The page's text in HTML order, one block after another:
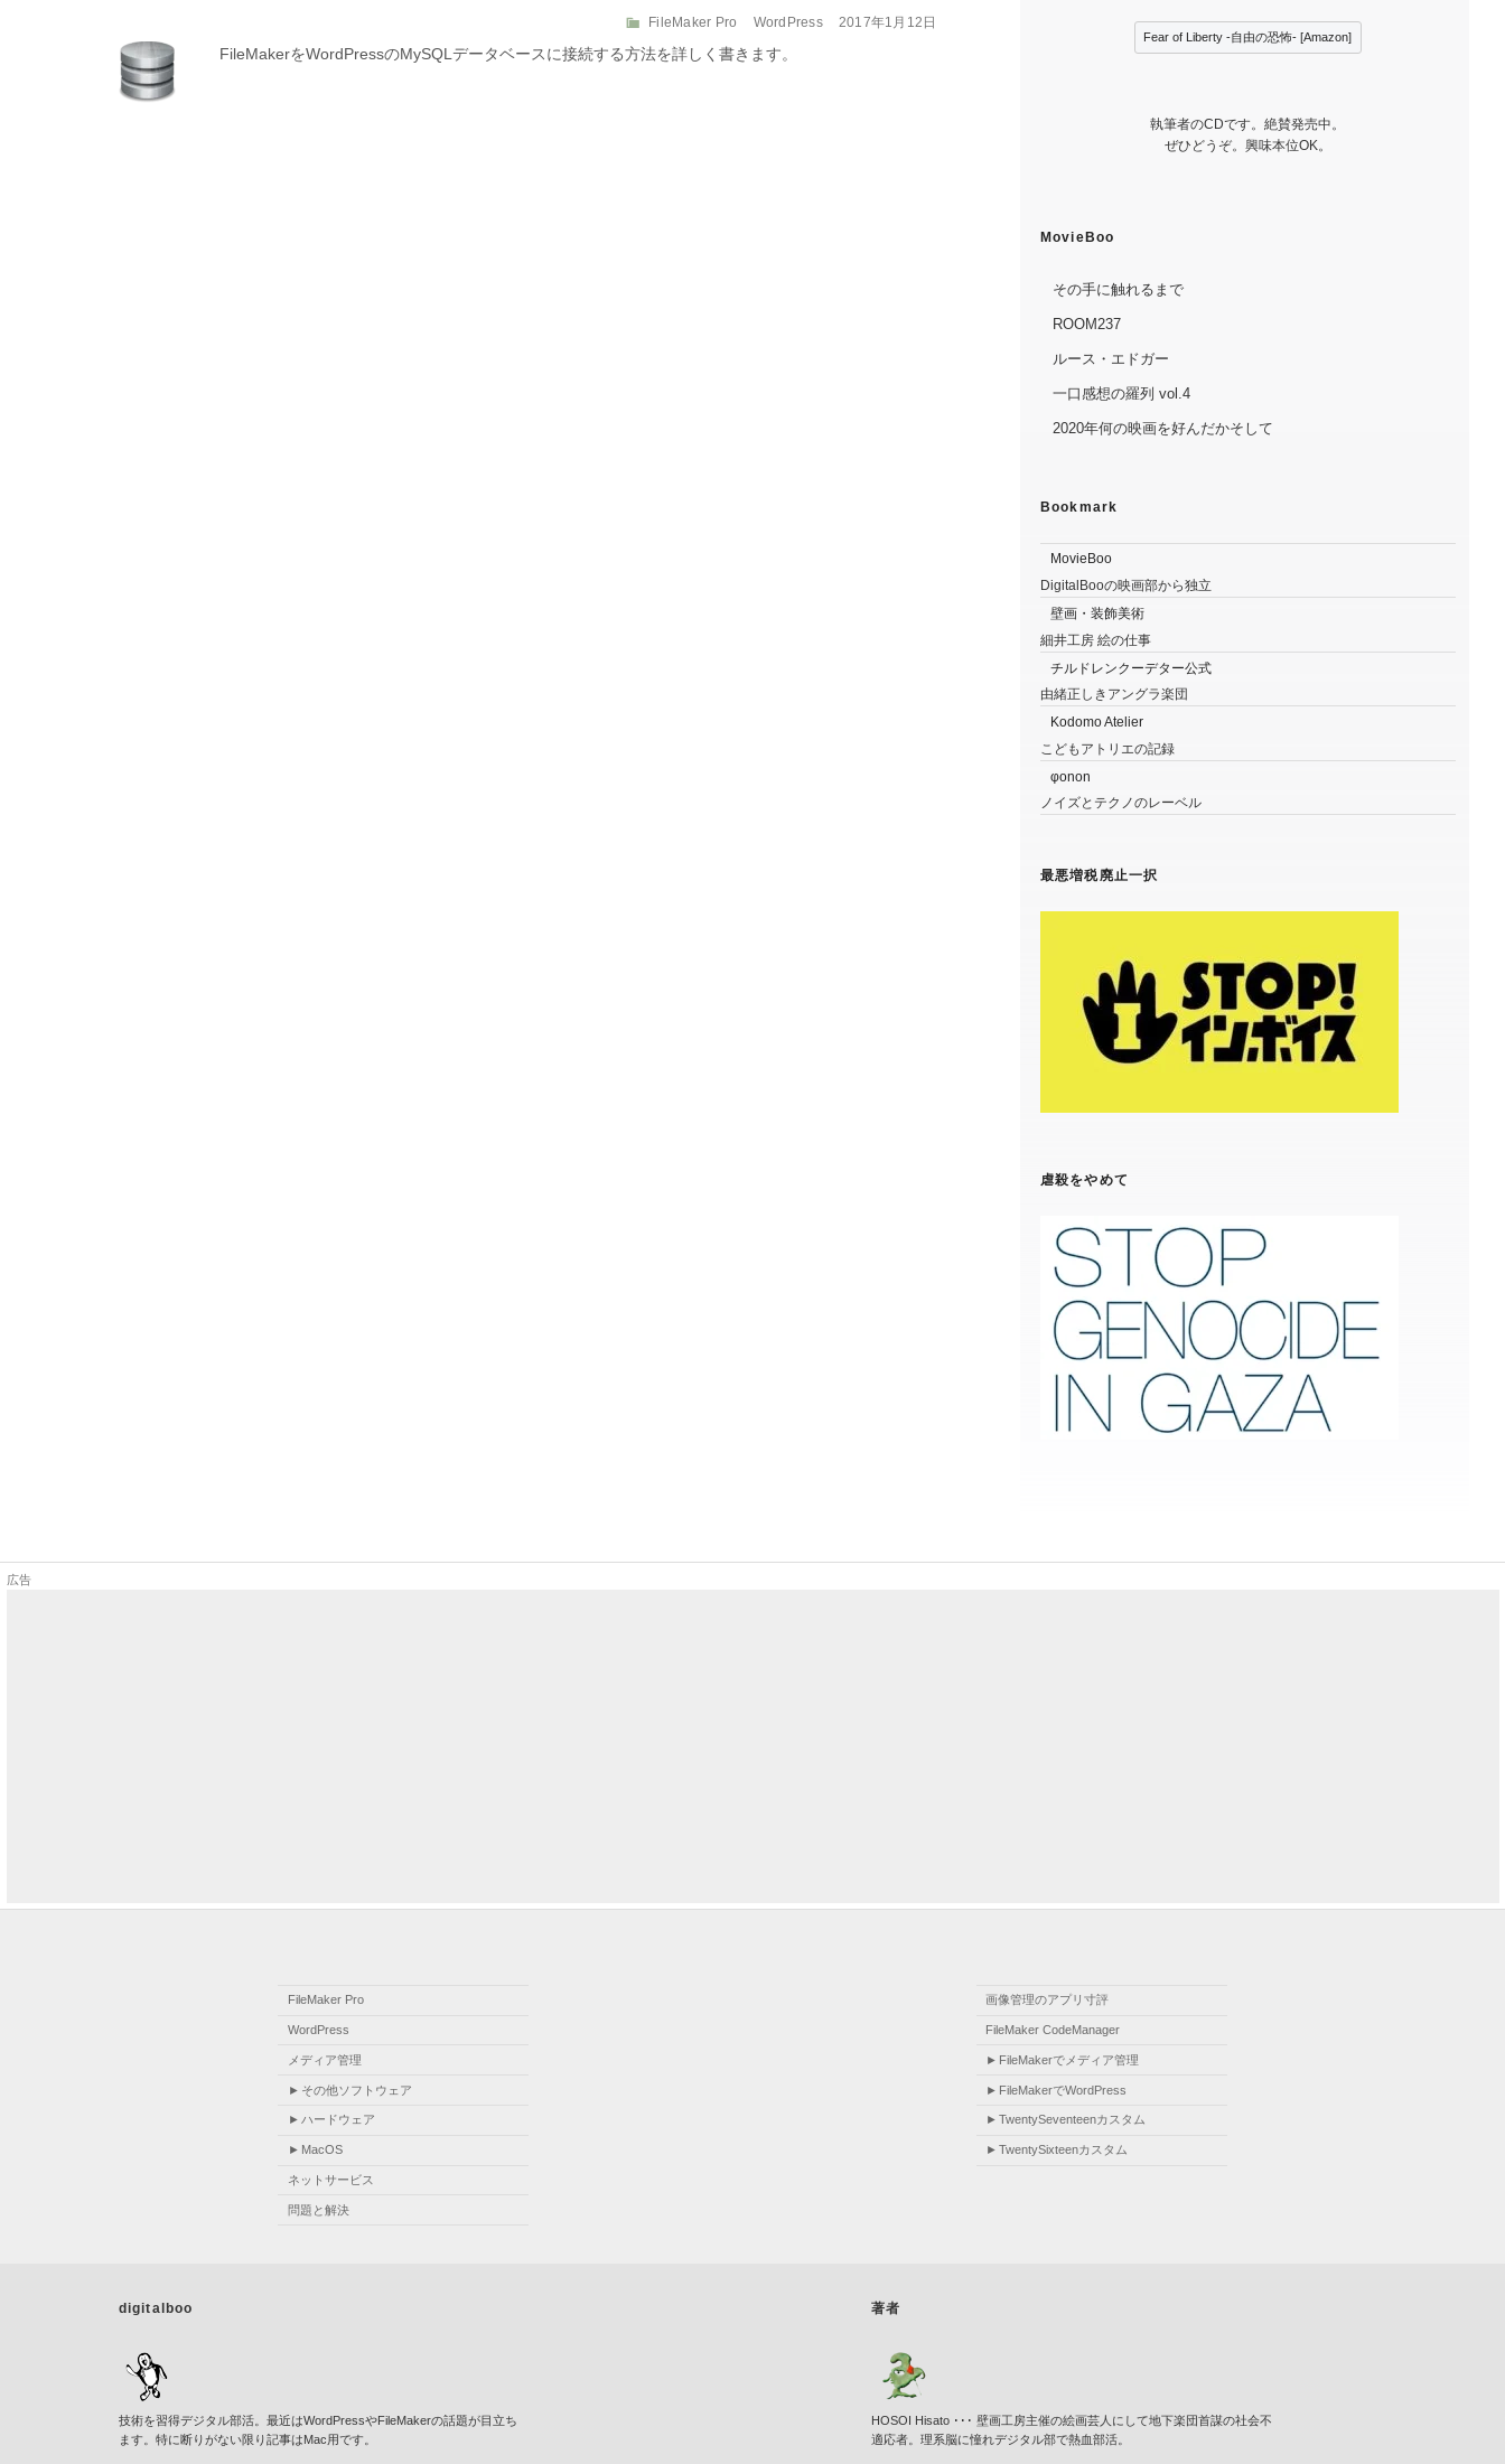
カ
ゴ
FileMaker Pro WordPress
投2017年1月12日
FileMakerをWordPressのMySQLデータベースに接続する方法を詳しく書きます。
Fear of Liberty -自由の恐怖- [Amazon]
執筆者のCDです。絶賛発売中。
ぜひどうぞ。興味本位OK。
MovieBoo
その手に触れるまで
ROOM237
ルース・エドガー
一口感想の羅列 vol.4
2020年何の映画を好んだかそして
Bookmark
MovieBoo
DigitalBooの映画部から独立
壁画・装飾美術
細井工房 絵の仕事
チルドレンクーデター公式
由緒正しきアングラ楽団
Kodomo Atelier
こどもアトリエの記録
φonon
ノイズとテクノのレーベル
最悪増税廃止一択
虐殺をやめて
FileMaker Pro
WordPress
メディア管理
その他ソフトウェア
ハードウェア
MacOS
ネットサービス
問題と解決
画像管理のアプリ寸評
FileMaker CodeManager
FileMakerでメディア管理
FileMakerでWordPress
TwentySeventeenカスタム
TwentySixteenカスタム
digitalboo
技術を習得デジタル部活。最近はWordPressやFileMakerの話題が目立ち
ます。特に断りがない限り記事はMac用です。
著者
HOSOI Hisato ･･･ 壁画工房主催の絵画芸人にして地下楽団首謀の社会不
適応者。理系脳に憧れデジタル部で熱血部活。